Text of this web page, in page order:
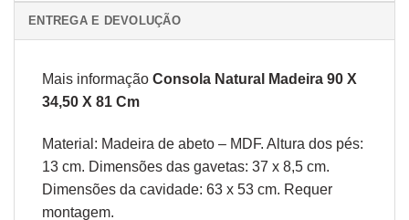
ENTREGA E DEVOLUÇÃO
Mais informação Consola Natural Madeira 90 X
34,50 X 81 Cm
Material: Madeira de abeto – MDF. Altura dos pés:
13 cm. Dimensões das gavetas: 37 x 8,5 cm.
Dimensões da cavidade: 63 x 53 cm. Requer
montagem.